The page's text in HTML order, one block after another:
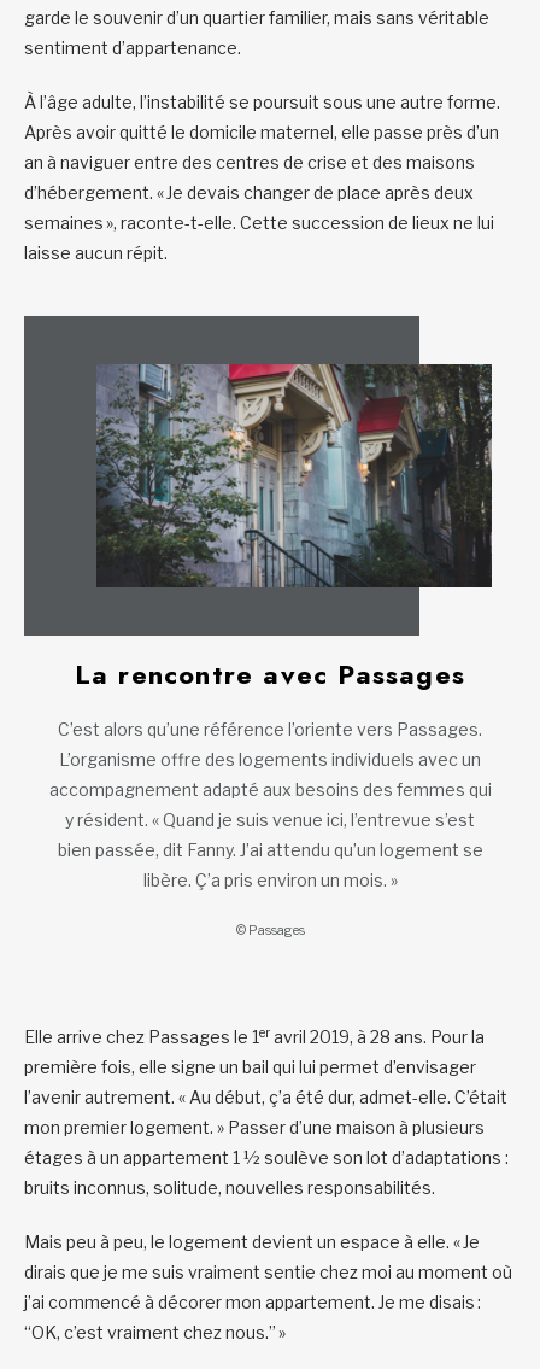
garde le souvenir d’un quartier familier, mais sans véritable
sentiment d’appartenance.
À l’âge adulte, l’instabilité se poursuit sous une autre forme.
Après avoir quitté le domicile maternel, elle passe près d’un
an à naviguer entre des centres de crise et des maisons
d’hébergement. « Je devais changer de place après deux
semaines », raconte-t-elle. Cette succession de lieux ne lui
laisse aucun répit.
La rencontre avec Passages
C’est alors qu’une référence l’oriente vers Passages.
L’organisme offre des logements individuels avec un
accompagnement adapté aux besoins des femmes qui
y résident. « Quand je suis venue ici, l’entrevue s’est
bien passée, dit Fanny. J’ai attendu qu’un logement se
libère. Ç’a pris environ un mois. »
© Passages
Elle arrive chez Passages le 1er avril 2019, à 28 ans. Pour la
première fois, elle signe un bail qui lui permet d’envisager
l’avenir autrement. « Au début, ç’a été dur, admet-elle. C’était
mon premier logement. » Passer d’une maison à plusieurs
étages à un appartement 1 ½ soulève son lot d’adaptations :
bruits inconnus, solitude, nouvelles responsabilités.
Mais peu à peu, le logement devient un espace à elle. « Je
dirais que je me suis vraiment sentie chez moi au moment où
j’ai commencé à décorer mon appartement. Je me disais :
“OK, c’est vraiment chez nous.” »